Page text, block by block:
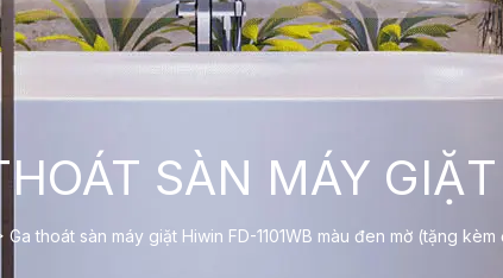
SÀN MÁY GIẶT
Ga thoát sàn máy giặt Hiwin FD-1101WB màu đen mờ (tặng